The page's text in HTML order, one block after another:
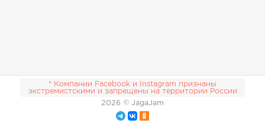
* Компании Facebook и Instagram признаны
экстремистскими и запрещены на территории России
2026 © JagaJam